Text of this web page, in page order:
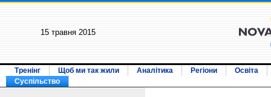
15 травня 2015
Тренінг Щоб ми так жили Аналітика Регіони
Освіта
Суспільство